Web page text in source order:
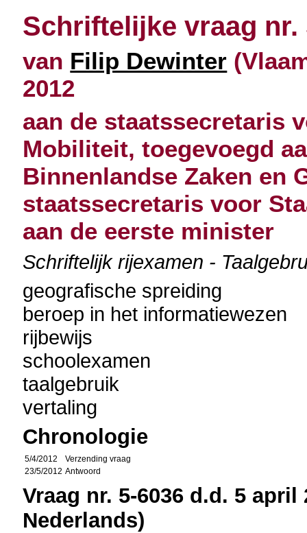
Schriftelijke vraag nr.
van Filip Dewinter
2012
aan de staatssecretaris
Mobiliteit, toegevoegd
Binnenlandse Zaken en
staatssecretaris voor
aan de eerste minister
Schriftelijk rijexamen -
geografische spreiding
beroep in het informatiewezen
rijbewijs
schoolexamen
taalgebruik
vertaling
Chronologie
5/4/2012
Verzending vraag
23/5/2012 Antwoord
Vraag nr. 5-6036 d.d. 5
Nederlands)